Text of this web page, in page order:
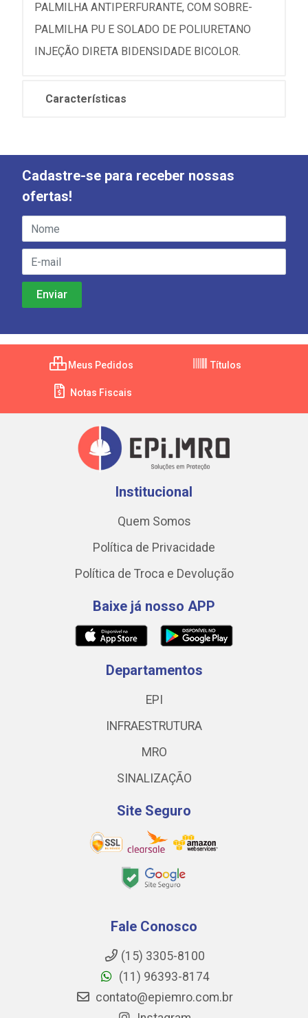
PALMILHA ANTIPERFURANTE, COM SOBRE-
PALMILHA PU E SOLADO DE POLIURETANO
INJEÇÃO DIRETA BIDENSIDADE BICOLOR.
Características
Cadastre-se para receber nossas
ofertas!
Meus Pedidos Títulos
Notas Fiscais
Institucional
Quem Somos
Política de Privacidade
Política de Troca e Devolução
Baixe já nosso APP
Departamentos
EPI
INFRAESTRUTURA
MRO
SINALIZAÇÃO
Site Seguro
Fale Conosco
(15) 3305-8100
(11) 96393-8174
contato@epiemro.com.br